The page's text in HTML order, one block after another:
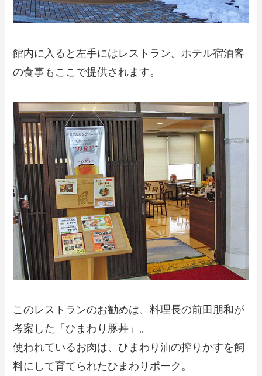
館内に入ると左手にはレストラン。ホテル宿泊客
の食事もここで提供されます。
このレストランのお勧めは、料理長の前田朋和が
考案した「ひまわり豚丼」。
使われているお肉は、ひまわり油の搾りかすを飼
料にして育てられたひまわりポーク。